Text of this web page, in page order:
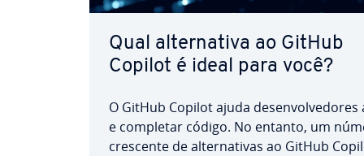
Qual al­ter­na­tiva ao GitHub
Copilot é ideal para você?
O GitHub Copilot ajuda de­sen­vol­ve­do­res
e completar código. No entanto, um
crescente de al­ter­na­ti­vas ao GitHub